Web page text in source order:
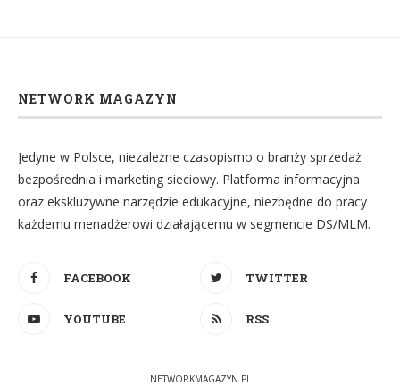
NETWORK MAGAZYN
Jedyne w Polsce, niezależne czasopismo o branży sprzedaż
bezpośrednia i marketing sieciowy. Platforma informacyjna
oraz ekskluzywne narzędzie edukacyjne, niezbędne do pracy
każdemu menadżerowi działającemu w segmencie DS/MLM.
FACEBOOK TWITTER
YOUTUBE RSS
NETWORKMAGAZYN.PL